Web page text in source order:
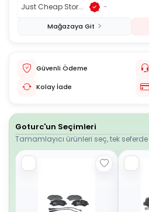
Just Cheap Stor... -
Mağazaya Git
Güvenli Ödeme
Kolay İade
Goturc'un Seçimleri
Tamamlayıcı ürünleri seç, tek seferde